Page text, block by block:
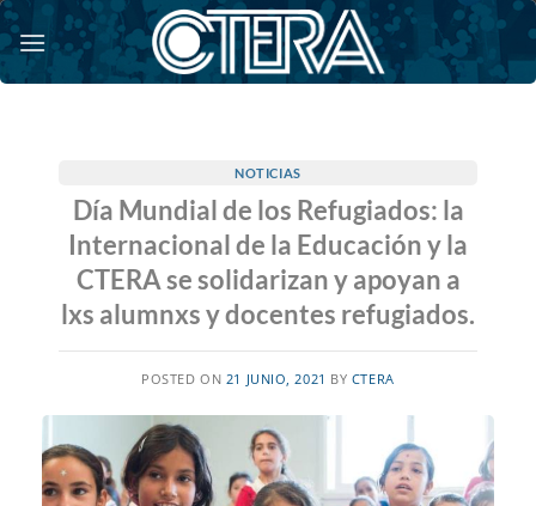
Saltar
al
contenido
NOTICIAS
Día Mundial de los Refugiados: la
Internacional de la Educación y la
CTERA se solidarizan y apoyan a
lxs alumnxs y docentes refugiados.
POSTED ON 21 JUNIO, 2021 BY CTERA